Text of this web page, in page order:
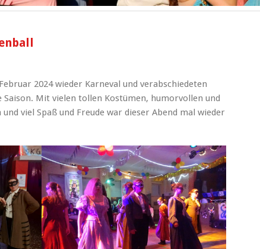
2024 wieder Karneval und verabschiedeten
Mit vielen tollen Kostümen, humorvollen und
viel Spaß und Freude war dieser Abend mal wieder